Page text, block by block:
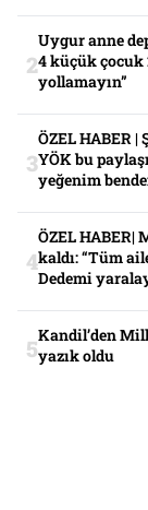
Uygur anne
4 küçük çocuk
yollamayın”
ÖZEL HABER
YÖK bu
yeğenim
ÖZEL HABER|
kaldı: “Tüm
Dedemi
Kandil’den
yazık oldu